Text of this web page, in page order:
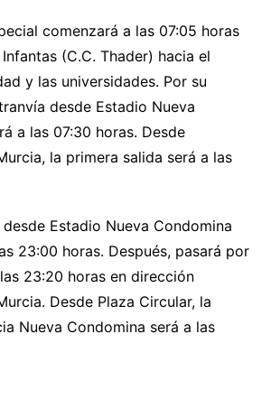
comenzará a las 07:05 horas
(C.C. Thader) hacia el
y las universidades. Por su
desde Estadio Nueva
a las 07:30 horas. Desde
la primera salida será a las
Estadio Nueva Condomina
23:00 horas. Después, pasará por
23:20 horas en dirección
Desde Plaza Circular, la
Nueva Condomina será a las